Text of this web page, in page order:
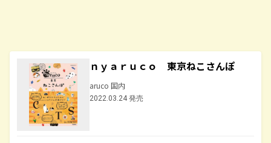
ｎｙａｒｕｃｏ 東京ねこさんぽ
aruco 国内
2022.03.24 発売